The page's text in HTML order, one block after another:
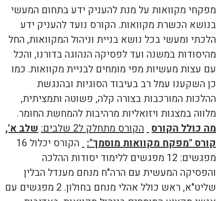
מפקחי מקוואות על מנת להעניק ידע בתחום המעשי
בנושא הכשרת מקוואות. הקורס נועד להעניק ידע
הלכתי ומעשי בכל נושא בניית וניהול המקוואות, החל
מהיסודות במשנה ועד לפסיקה הנהוגה בדורנו, והכל
עם עצות מעשיות מפי מומחים לבניית מקוואות. כמו
כן השקענו עמל רב בעיבוד הסוגיות ובהנגשת
ההלכות המורכבות בצורה קלה, פשוטה ותמציתית,
מלווה במצגות ויזואליות מרהיבות להמחשת החומר.
מה כולל הקורס הקורס מתחלק ל2 שלבים:
שלב א',
קורס "מפקח מקוואות מוסמך":
הקורס יכלול 16
מפגשים: 12 מפגשים ללימוד יסודות ההלכה
והפסיקה המעשית עם הרה"ח מנחם מענדל הבלין
שליט"א, ראש כולל אהלי מנחם בחולון. 2 מפגשים עם